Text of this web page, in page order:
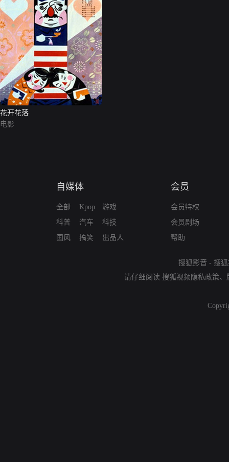
花开花落
电影
自媒体
全部
科普
国风
Kpop
汽车
搞笑
游戏
科技
出品人
会员
会员特权
会员剧场
帮助
搜狐影音 - 搜
请仔细阅读 搜狐视频隐私政策、